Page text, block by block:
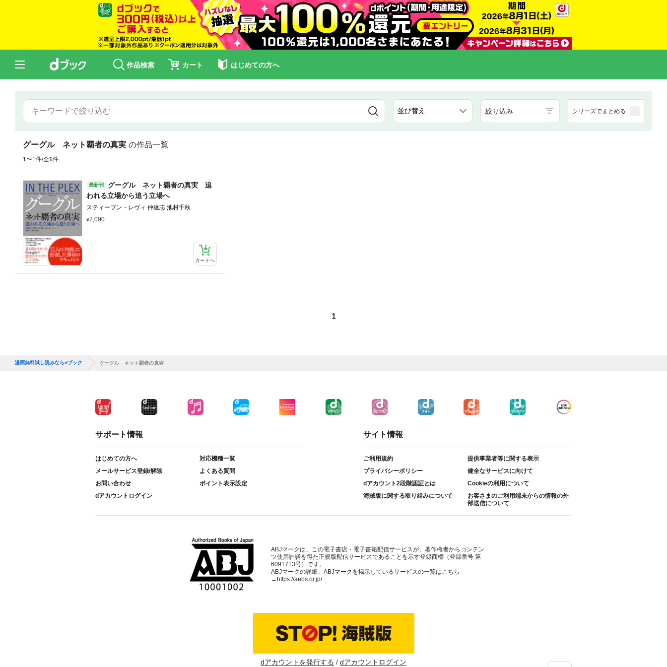
作品検索 カート はじめての方へ
絞り込み シリーズでまとめる
グーグル ネット覇者の真実 の作品一覧
1〜1件/全1件
最新刊
グーグル ネット覇者の真実 追
われる立場から追う立場へ
スティーブン・レヴィ 仲達志 池村千秋
2,090
カートへ
1
漫画無料試し読みならdブック グーグル ネット覇者の真実
サポート情報
はじめての方へ
対応機種一覧
メールサービス登録/解除
よくある質問
お問い合わせ
ポイント表示設定
dアカウントログイン
サイト情報
ご利用規約
提供事業者等に関する表示
プライバシーポリシー
健全なサービスに向けて
dアカウント2段階認証とは
Cookieの利用について
海賊版に関する取り組みについて
お客さまのご利用端末からの情報の外
部送信について
ABJマークは、この電子書店・電子書籍配信サービスが、著作権者からコンテン
ツ使用許諾を得た正規版配信サービスであることを示す登録商標（登録番号 第
6091713号）です。
ABJマークの詳細、ABJマークを掲示しているサービスの一覧はこちら
→https://aebs.or.jp/
dアカウントを発行する dアカウントログイン